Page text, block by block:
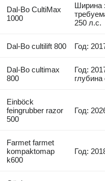
Dal-Bo CultiMax
1000
Ширина
250 л.с.
Dal-Bo cultilift 800 Год:
Dal-Bo cultimax
800
Год:
Einböck
feingrubber razor
500
Год:
Farmet farmet
kompaktomap
k600
Год: